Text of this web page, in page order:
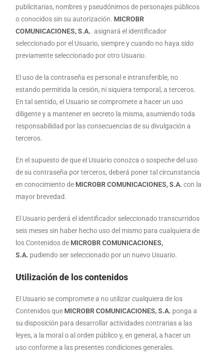
publicitarias, nombres y pseudónimos de personajes públicos
o conocidos sin su autorización. MICROBR
COMUNICACIONES, S.A.. asignará el identificador
seleccionado por el Usuario, siempre y cuando no haya sido
previamente seleccionado por otro Usuario.
El uso de la contraseña es personal e intransferible, no
estando permitida la cesión, ni siquiera temporal, a terceros.
En tal sentido, el Usuario se compromete a hacer un uso
diligente y a mantener en secreto la misma, asumiendo toda
responsabilidad por las consecuencias de su divulgación a
terceros.
En el supuesto de que el Usuario conozca o sospeche del uso
de su contraseña por terceros, deberá poner tal circunstancia
en conocimiento de MICROBR COMUNICACIONES, S.A.con la
mayor brevedad.
El Usuario perderá el identificador seleccionado transcurridos
seis meses sin haber hecho uso del mismo para cualquiera de
los Contenidos de MICROBR COMUNICACIONES,
S.A. pudiendo ser seleccionado por un nuevo Usuario.
Utilización de los contenidos
El Usuario se compromete a no utilizar cualquiera de los
Contenidos que MICROBR COMUNICACIONES, S.A. ponga a
su disposición para desarrollar actividades contrarias a las
leyes, a la moral o al orden público y, en general, a hacer un
uso conforme a las presentes condiciones generales.